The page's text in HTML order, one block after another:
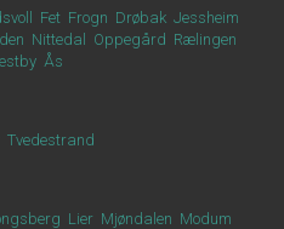
Fet Frogn Drøbak Jessheim
Nittedal Oppegård Rælingen
Ås
Tvedestrand
Lier Mjøndalen Modum